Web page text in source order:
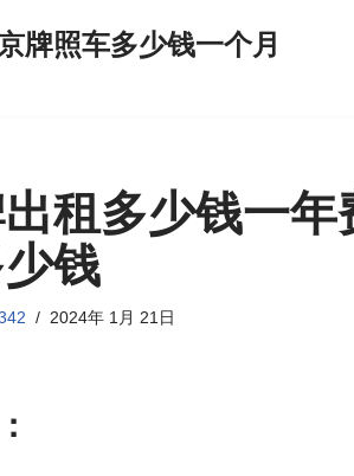
牌照车多少钱一个月
租多少钱一
钱
2024年 1月 21日